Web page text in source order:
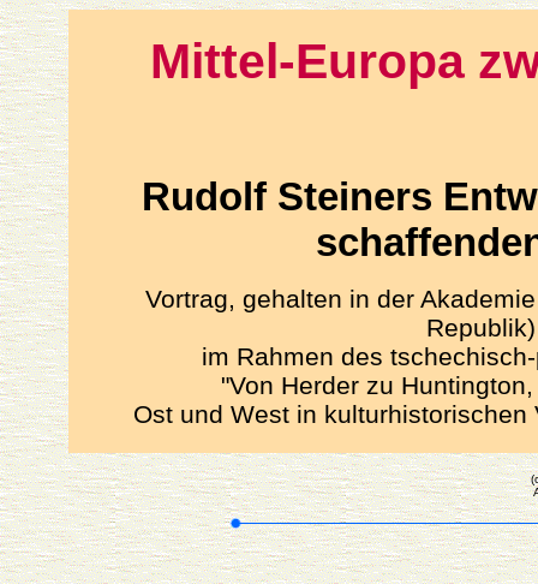
Mittel-Europa
Rudolf Steiners
Vortrag, gehalten in der
im Rahmen des
"Von Herder zu
Ost und West in